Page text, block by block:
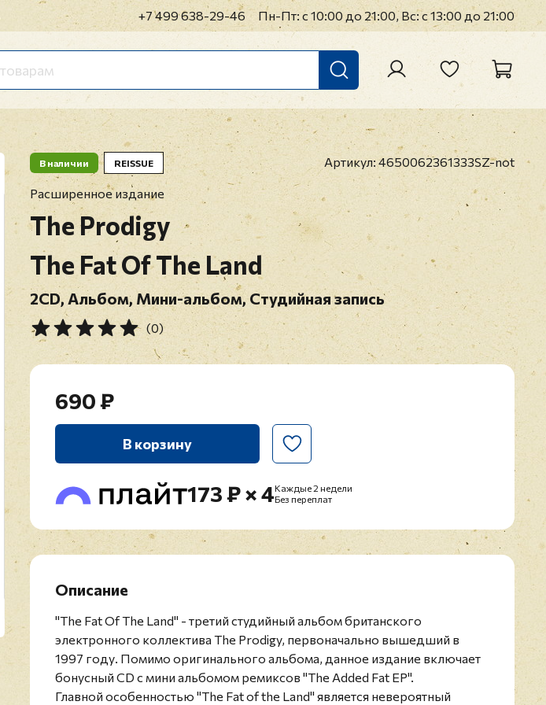
+7 499 638-29-46 Пн-Пт: с 10:00 до 21:00, Вс: с 13:00 до 21:00
В наличии REISSUE Артикул: 4650062361333SZ-not
Расширенное издание
The Prodigy
The Fat Of The Land
2CD, Альбом, Мини-альбом, Студийная запись
(0)
690 ₽
В корзину
173 ₽ × 4Каждые 2 недели
Без переплат
Описание
"The Fat Of The Land" - третий студийный альбом британского
электронного коллектива The Prodigy, первоначально вышедший в
1997 году. Помимо оригинального альбома, данное издание включает
бонусный CD с мини альбомом ремиксов "The Added Fat EP".
Главной особенностью "The Fat of the Land" является невероятный